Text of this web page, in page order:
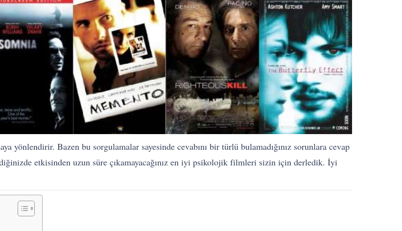
yönlendirir. Bazen bu sorgulamalar sayesinde cevabını bir türlü bulamadığınız sorunlara cevap
etkisinden uzun süre çıkamayacağınız en iyi psikolojik filmleri sizin için derledik. İyi